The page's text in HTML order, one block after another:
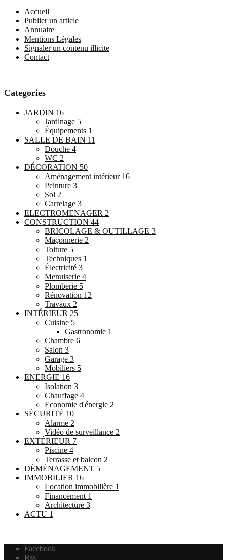
Accueil
Publier un article
Annuaire
Mentions Légales
Signaler un contenu illicite
Contact
Categories
JARDIN 16
Jardinage 5
Équipements 1
SALLE DE BAIN 11
Douche 4
WC 2
DÉCORATION 50
Aménagement intérieur 16
Peinture 3
Sol 2
Carrelage 3
ELECTROMENAGER 2
CONSTRUCTION 44
BRICOLAGE & OUTILLAGE 3
Maçonnerie 2
Toiture 5
Techniques 1
Électricité 3
Menuiserie 4
Plomberie 5
Rénovation 12
Travaux 2
INTÉRIEUR 25
Cuisine 5
Gastronomie 1
Chambre 6
Salon 3
Garage 3
Mobiliers 5
ENERGIE 16
Isolation 3
Chauffage 4
Economie d'énergie 2
SÉCURITÉ 10
Alarme 2
Vidéo de surveillance 2
EXTÉRIEUR 7
Piscine 4
Terrasse et balcon 2
DÉMÉNAGEMENT 5
IMMOBILIER 16
Location immobilière 1
Financement 1
Architecture 3
ACTU 1
Facebook
Rss